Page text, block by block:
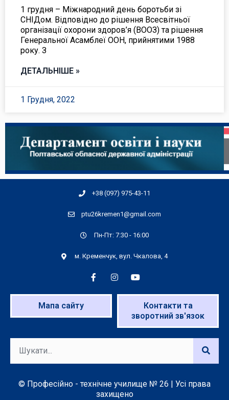
1 грудня – Міжнародний день боротьби зі
СНІДом. Відповідно до рішення Всесвітньої
організації охорони здоров’я (ВООЗ) та рішення
Генеральної Асамблеї ООН, прийнятими 1988
року. З
ДЕТАЛЬНІШЕ »
1 Грудня, 2022
+38 (097) 975-43-11
ptu26kremen1@gmail.com
Пн-Пт: 7:30 - 16:00
м. Кременчук, вул. Чкалова, 4
Мапа сайту
Контакти та
зворотний зв'язок
© Професійно - технічне училище № 26 | Усі права
захищено